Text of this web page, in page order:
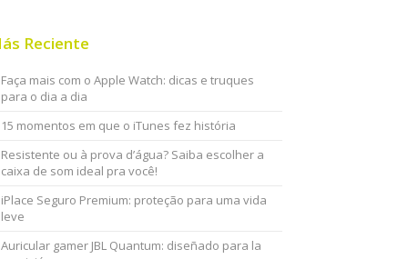
Reciente
Faça mais com o Apple Watch: dicas e truques
para o dia a dia
15 momentos em que o iTunes fez história
Resistente ou à prova d’água? Saiba escolher a
caixa de som ideal pra você!
iPlace Seguro Premium: proteção para uma vida
leve
Auricular gamer JBL Quantum: diseñado para la